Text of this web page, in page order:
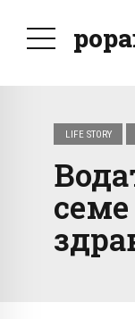
LIFE STORY